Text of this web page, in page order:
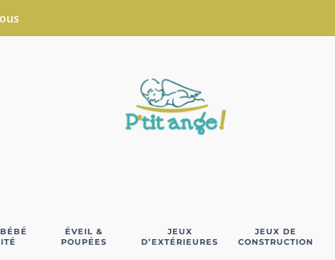
ÉVEIL &
POUPÉES
JEUX
D’EXTÉRIEURES
JEUX DE
CONSTRUCTION